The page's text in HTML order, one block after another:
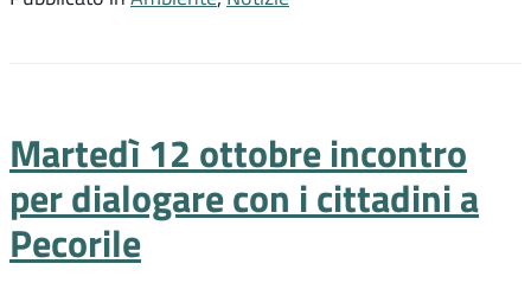
Martedì 12 ottobre incontro
per dialogare con i cittadini a
Pecorile